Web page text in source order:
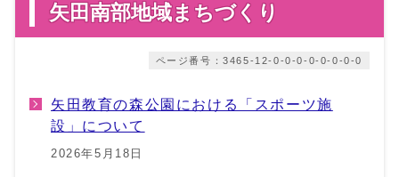
矢田南部地域まちづくり
ページ番号：3465-12-0-0-0-0-0-0-0-0
矢田教育の森公園における「スポーツ施
設」について
2026年5月18日